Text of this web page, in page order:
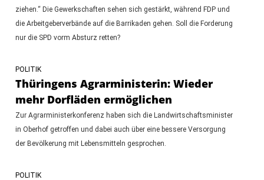
ziehen.“ Die Gewerkschaften sehen sich gestärkt, während FDP und
die Arbeitgeberverbände auf die Barrikaden gehen. Soll die Forderung
nur die SPD vorm Absturz retten?
POLITIK
Thüringens Agrarministerin: Wieder
mehr Dorfläden ermöglichen
Zur Agrarministerkonferenz haben sich die Landwirtschaftsminister
in Oberhof getroffen und dabei auch über eine bessere Versorgung
der Bevölkerung mit Lebensmitteln gesprochen.
POLITIK